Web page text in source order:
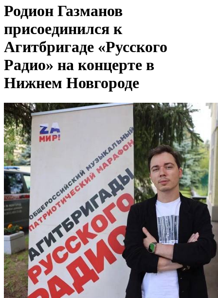
Родион Газманов
присоединился к
Агитбригаде «Русского
Радио» на концерте в
Нижнем Новгороде